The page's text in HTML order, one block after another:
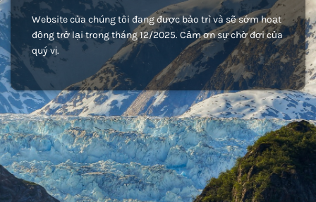
Website của chúng tôi đang được bảo trì và sẽ sớm hoạt
động trở lại trong tháng 12/2025. Cảm ơn sự chờ đợi của
quý vị.